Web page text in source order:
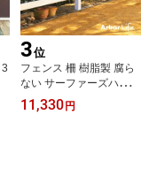
3位
フェンス 柵 樹脂製 腐ら
ない サーファーズハウス
ログハウス 白 庭 ボーダ
ー 丈夫 PVC バイナルフ
11,330 円